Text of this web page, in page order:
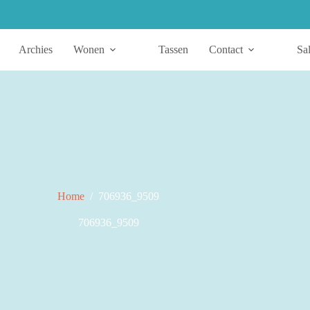
Archies Wonen Tassen Contact
Home / 706936_9509
706936_9509